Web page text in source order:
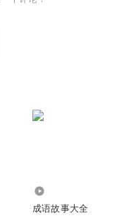
成语故事大全